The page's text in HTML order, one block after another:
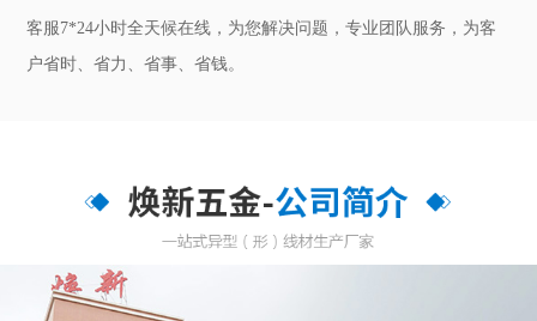
客服7*24小时全天候在线，为您解决问题，专业团队服务，为客
户省时、省力、省事、省钱。